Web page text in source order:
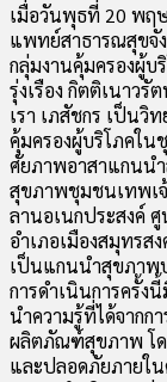
เมื่อวันพุธที่ 20 พฤ
แพทย์สาธารณสุขจั
กลุ่มงานคุ้มครองผู้บ
รุ่งเรือง กิตติเนาว
เรา เภสัชกร เป็น
คุ้มครองผู้บริโภคใ
ศัยภาพอาสาแกนน
สุขภาพชุมชนเทพเ
ลานอเนกประสงค์
อำเภอเมืองสมุทรส
เป็นแกนนำสุขภาพ
การดำเนินการครั้ง
นำความรู้ที่ได้จากก
ผลิตภัณฑ์สุขภาพ โด
และปลอดภัยภายใ